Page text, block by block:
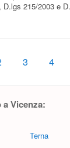
215/2003 e
3 4
Vicenza:
Terna